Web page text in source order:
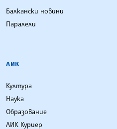
Балкански новини
Паралели
ЛИК
Култура
Наука
Образование
ЛИК Куриер